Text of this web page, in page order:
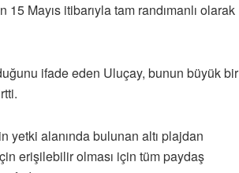
Mayıs itibarıyla tam randımanlı olarak
ifade eden Uluçay, bunun büyük bir
yetki alanında bulunan altı plajdan
erişilebilir olması için tüm paydaş